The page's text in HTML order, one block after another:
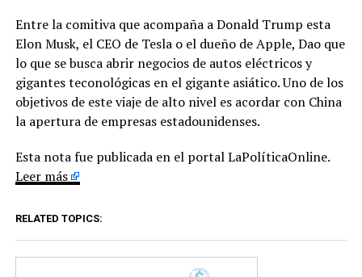
Entre la comitiva que acompaña a Donald Trump esta
Elon Musk, el CEO de Tesla o el dueño de Apple, Dao que
lo que se busca abrir negocios de autos eléctricos y
gigantes teconológicas en el gigante asiático. Uno de los
objetivos de este viaje de alto nivel es acordar con China
la apertura de empresas estadounidenses.
Esta nota fue publicada en el portal LaPolíticaOnline.
Leer más
RELATED TOPICS: